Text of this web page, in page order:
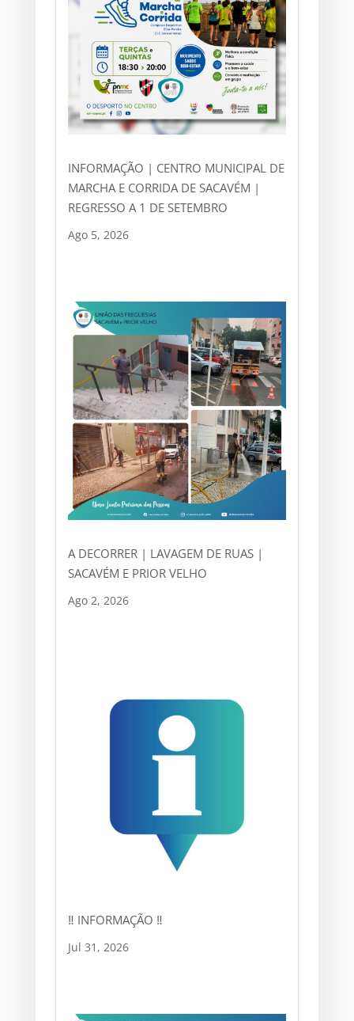
INFORMAÇÃO | CENTRO MUNICIPAL DE
MARCHA E CORRIDA DE SACAVÉM |
REGRESSO A 1 DE SETEMBRO
Ago 5, 2026
A DECORRER | LAVAGEM DE RUAS |
SACAVÉM E PRIOR VELHO
Ago 2, 2026
‼ INFORMAÇÃO ‼
Jul 31, 2026